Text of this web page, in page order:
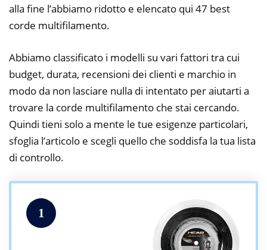
alla fine l’abbiamo ridotto e elencato qui 47 best
corde multifilamento.
Abbiamo classificato i modelli su vari fattori tra cui
budget, durata, recensioni dei clienti e marchio in
modo da non lasciare nulla di intentato per aiutarti a
trovare la corde multifilamento che stai cercando.
Quindi tieni solo a mente le tue esigenze particolari,
sfoglia l’articolo e scegli quello che soddisfa la tua lista
di controllo.
1